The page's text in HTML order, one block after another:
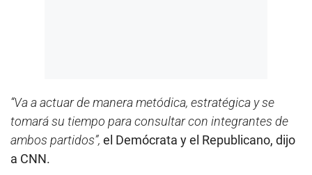
“Va a actuar de manera metódica, estratégica y se
tomará su tiempo para consultar con integrantes de
ambos partidos”, el Demócrata y el Republicano, dijo
a CNN.